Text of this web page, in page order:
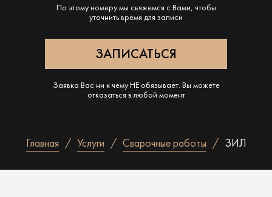
По этому номеру мы свяжемся с Вами, чтобы
уточнить время для записи
Заявка Вас ни к чему НЕ обязывает. Вы можете
отказаться в любой момент
Главная Услуги Сварочные работы ЗИЛ